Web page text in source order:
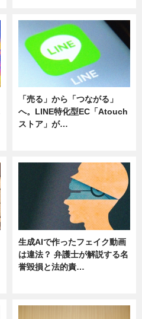
「売る」から「つながる」
へ。LINE特化型EC「Atouch
ストア」が…
生成AIで作ったフェイク動画
は違法？ 弁護士が解説する名
誉毀損と法的責…